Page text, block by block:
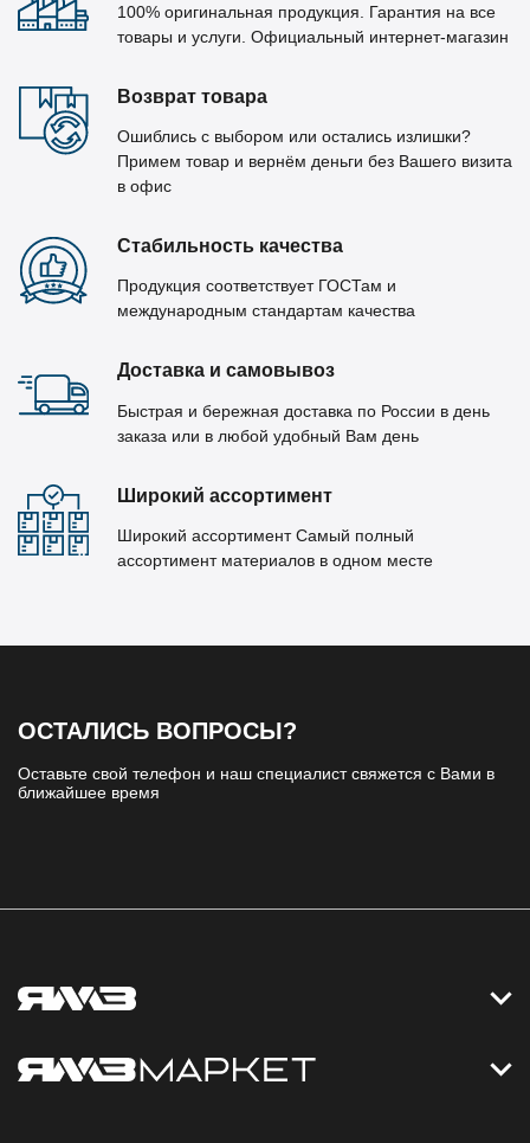
100% оригинальная продукция. Гарантия на все
товары и услуги. Официальный интернет-магазин
Возврат товара
Ошиблись с выбором или остались излишки?
Примем товар и вернём деньги без Вашего визита
в офис
Стабильность качества
Продукция соответствует ГОСТам и
международным стандартам качества
Доставка и самовывоз
Быстрая и бережная доставка по России в день
заказа или в любой удобный Вам день
Широкий ассортимент
Широкий ассортимент Самый полный
ассортимент материалов в одном месте
ОСТАЛИСЬ ВОПРОСЫ?
Оставьте свой телефон и наш специалист свяжется с Вами в
ближайшее время
Контакты